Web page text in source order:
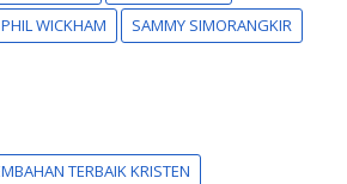
PHIL WICKHAM SAMMY SIMORANGKIR
TERBAIK KRISTEN